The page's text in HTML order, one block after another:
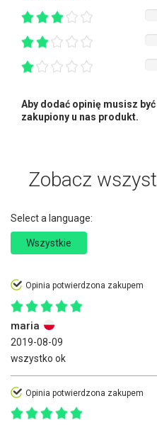
Aby dodać opinię musisz
zakupiony u nas produkt.
Zobacz
Select a language:
Wszystkie
Opinia potwierdzona zakupem
maria
2019-08-09
wszystko ok
Opinia potwierdzona zakupem